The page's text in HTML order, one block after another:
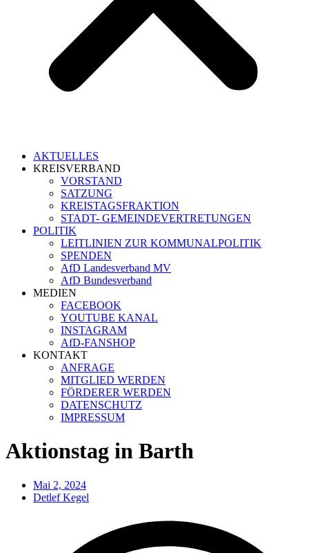
AKTUELLES
KREISVERBAND
VORSTAND
SATZUNG
KREISTAGSFRAKTION
STADT- GEMEINDEVERTRETUNGEN
POLITIK
LEITLINIEN ZUR KOMMUNALPOLITIK
SPENDEN
AfD Landesverband MV
AfD Bundesverband
MEDIEN
FACEBOOK
YOUTUBE KANAL
INSTAGRAM
AfD-FANSHOP
KONTAKT
ANFRAGE
MITGLIED WERDEN
FÖRDERER WERDEN
DATENSCHUTZ
IMPRESSUM
Aktionstag in Barth
Mai 2, 2024
Detlef Kegel